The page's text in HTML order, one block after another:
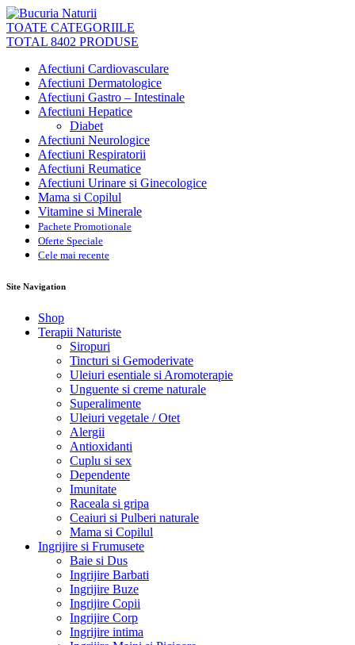
TOATE CATEGORIILE
TOTAL 8402 PRODUSE
Afectiuni Cardiovasculare
Afectiuni Dermatologice
Afectiuni Gastro – Intestinale
Afectiuni Hepatice
Diabet
Afectiuni Neurologice
Afectiuni Respiratorii
Afectiuni Reumatice
Afectiuni Urinare si Ginecologice
Mama si Copilul
Vitamine si Minerale
Pachete Promotionale
Oferte Speciale
Cele mai recente
Site Navigation
Shop
Terapii Naturiste
Siropuri
Tincturi si Gemoderivate
Uleiuri esentiale si Aromoterapie
Unguente si creme naturale
Superalimente
Uleiuri vegetale / Otet
Alergii
Antioxidanti
Cuplu si sex
Dependente
Imunitate
Raceala si gripa
Ceaiuri si Pulberi naturale
Mama si Copilul
Ingrijire si Frumusete
Baie si Dus
Ingrijire Barbati
Ingrijire Buze
Ingrijire Copii
Ingrijire Corp
Ingrijire intima